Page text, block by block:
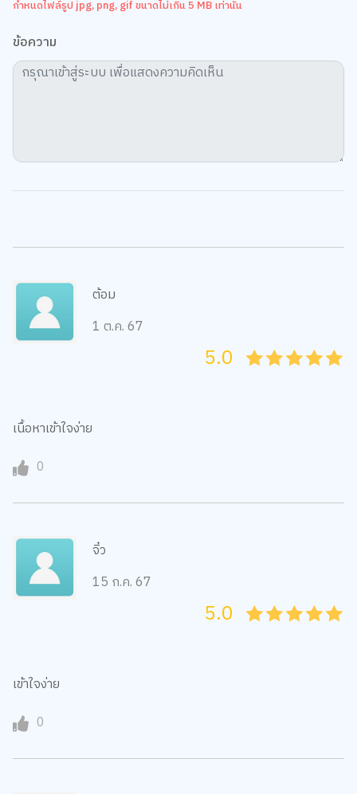
กำหนดไฟล์รูป jpg, png, gif ขนาดไม่เกิน 5 MB เท่านั้น
ข้อความ
ต้อม
1 ต.ค. 67
45
4
35
3
25
2
15
1
05
5.0
เนื้อหาเข้าใจง่าย
0
จิ๋ว
15 ก.ค. 67
45
4
35
3
25
2
15
1
05
5.0
เข้าใจง่าย
0